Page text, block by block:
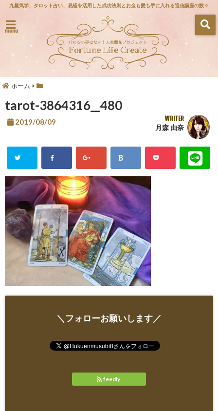
九星気学、タロット占い、易経を活用した成功法則とお金も愛も手に入れる通信講座の数々
menu
ホーム >
tarot-3864316__480
2019/08/09 WRITER
月森 由奈
＼フォローお願いします／
feedly